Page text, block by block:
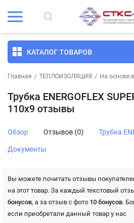
КАТАЛОГ ТОВАРОВ
Главная / ТЕПЛОИЗОЛЯЦИЯ / На основе
Трубка ENERGOFLEX
110х9 отзывы
Обзор Отзывов (0) Трубка
Документы
Вы можете почитать отзывы
на этот товар. За каждый текстовый
бонусов, а за отзыв с фото 10 бонусов.
если приобретали данный товар у нас